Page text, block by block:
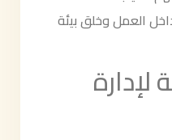
العمل وخلق بيئة
لإدارة